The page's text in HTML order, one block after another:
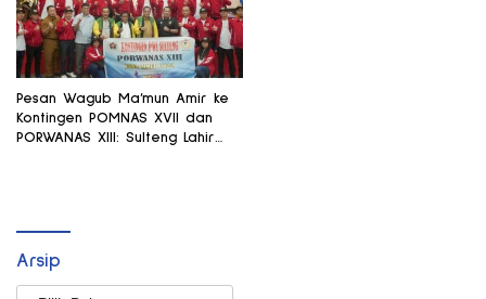
Pesan Wagub Ma’mun Amir ke
Kontingen POMNAS XVII dan
PORWANAS XIII: Sulteng Lahir
Arsip